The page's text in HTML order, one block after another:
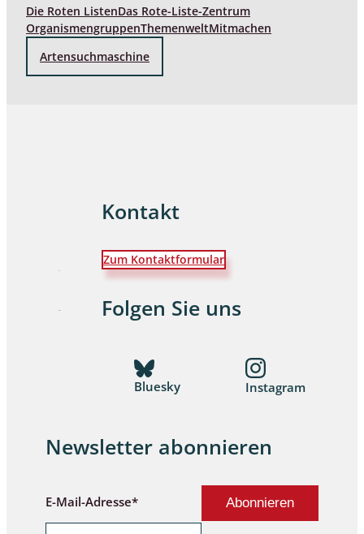
Die Roten ListenDas Rote-Liste-Zentrum
OrganismengruppenThemenweltMitmachen
Artensuchmaschine
Kontakt
Zum Kontaktformular
Folgen Sie uns
Bluesky Instagram
Newsletter abonnieren
E-Mail-Adresse*